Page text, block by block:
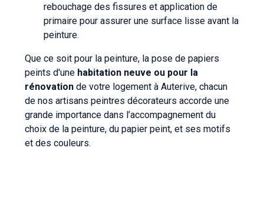
rebouchage des fissures et application de
primaire pour assurer une surface lisse avant la
peinture.
Que ce soit pour la peinture, la pose de papiers
peints d'une habitation neuve ou pour la
rénovation de votre logement à Auterive, chacun
de nos artisans peintres décorateurs accorde une
grande importance dans l’accompagnement du
choix de la peinture, du papier peint, et ses motifs
et des couleurs.